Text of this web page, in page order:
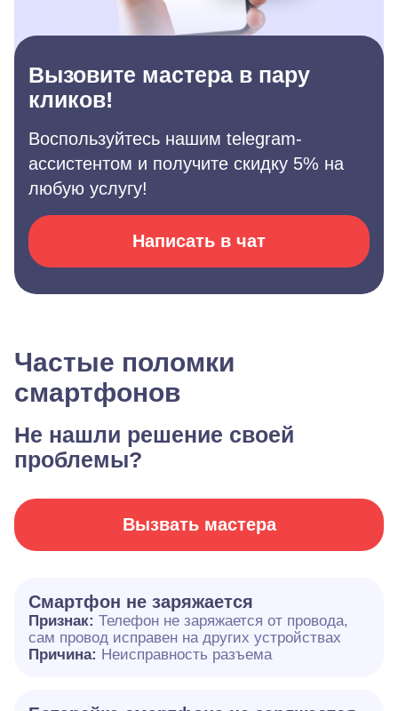
Вызовите мастера в пару
кликов!
Воспользуйтесь нашим telegram-
ассистентом и получите скидку 5% на
любую услугу!
Написать в чат
Частые поломки
смартфонов
Не нашли решение своей
проблемы?
Вызвать мастера
Смартфон не заряжается
Признак: Телефон не заряжается от провода,
сам провод исправен на других устройствах
Причина: Неисправность разъема